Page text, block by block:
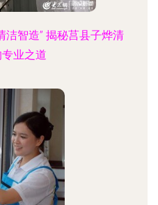
洁智造” 揭秘莒县子烨清
业之道